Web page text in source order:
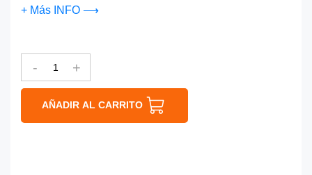
+ Más INFO ⟶
- +
AÑADIR AL CARRITO